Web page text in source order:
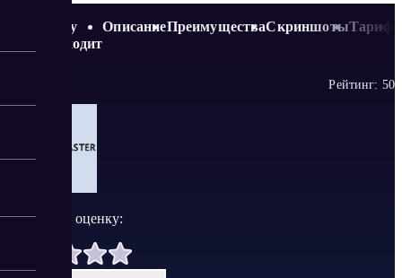
Кому
подходит
ОписаниеПреимуществаСкриншотыТариф
Рейтинг: 50
Поставить оценку: